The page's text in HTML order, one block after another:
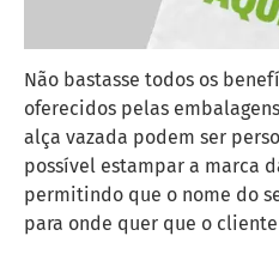
Não bastasse todos os
oferecidos pelas
alça vazada podem ser
possível estampar a marca
permitindo que o nome do
para onde quer que o cliente